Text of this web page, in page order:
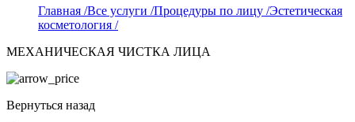
Главная /Все услуги /Процедуры по лицу /Эстетическая
косметология /
МЕХАНИЧЕСКАЯ ЧИСТКА ЛИЦА
Вернуться назад